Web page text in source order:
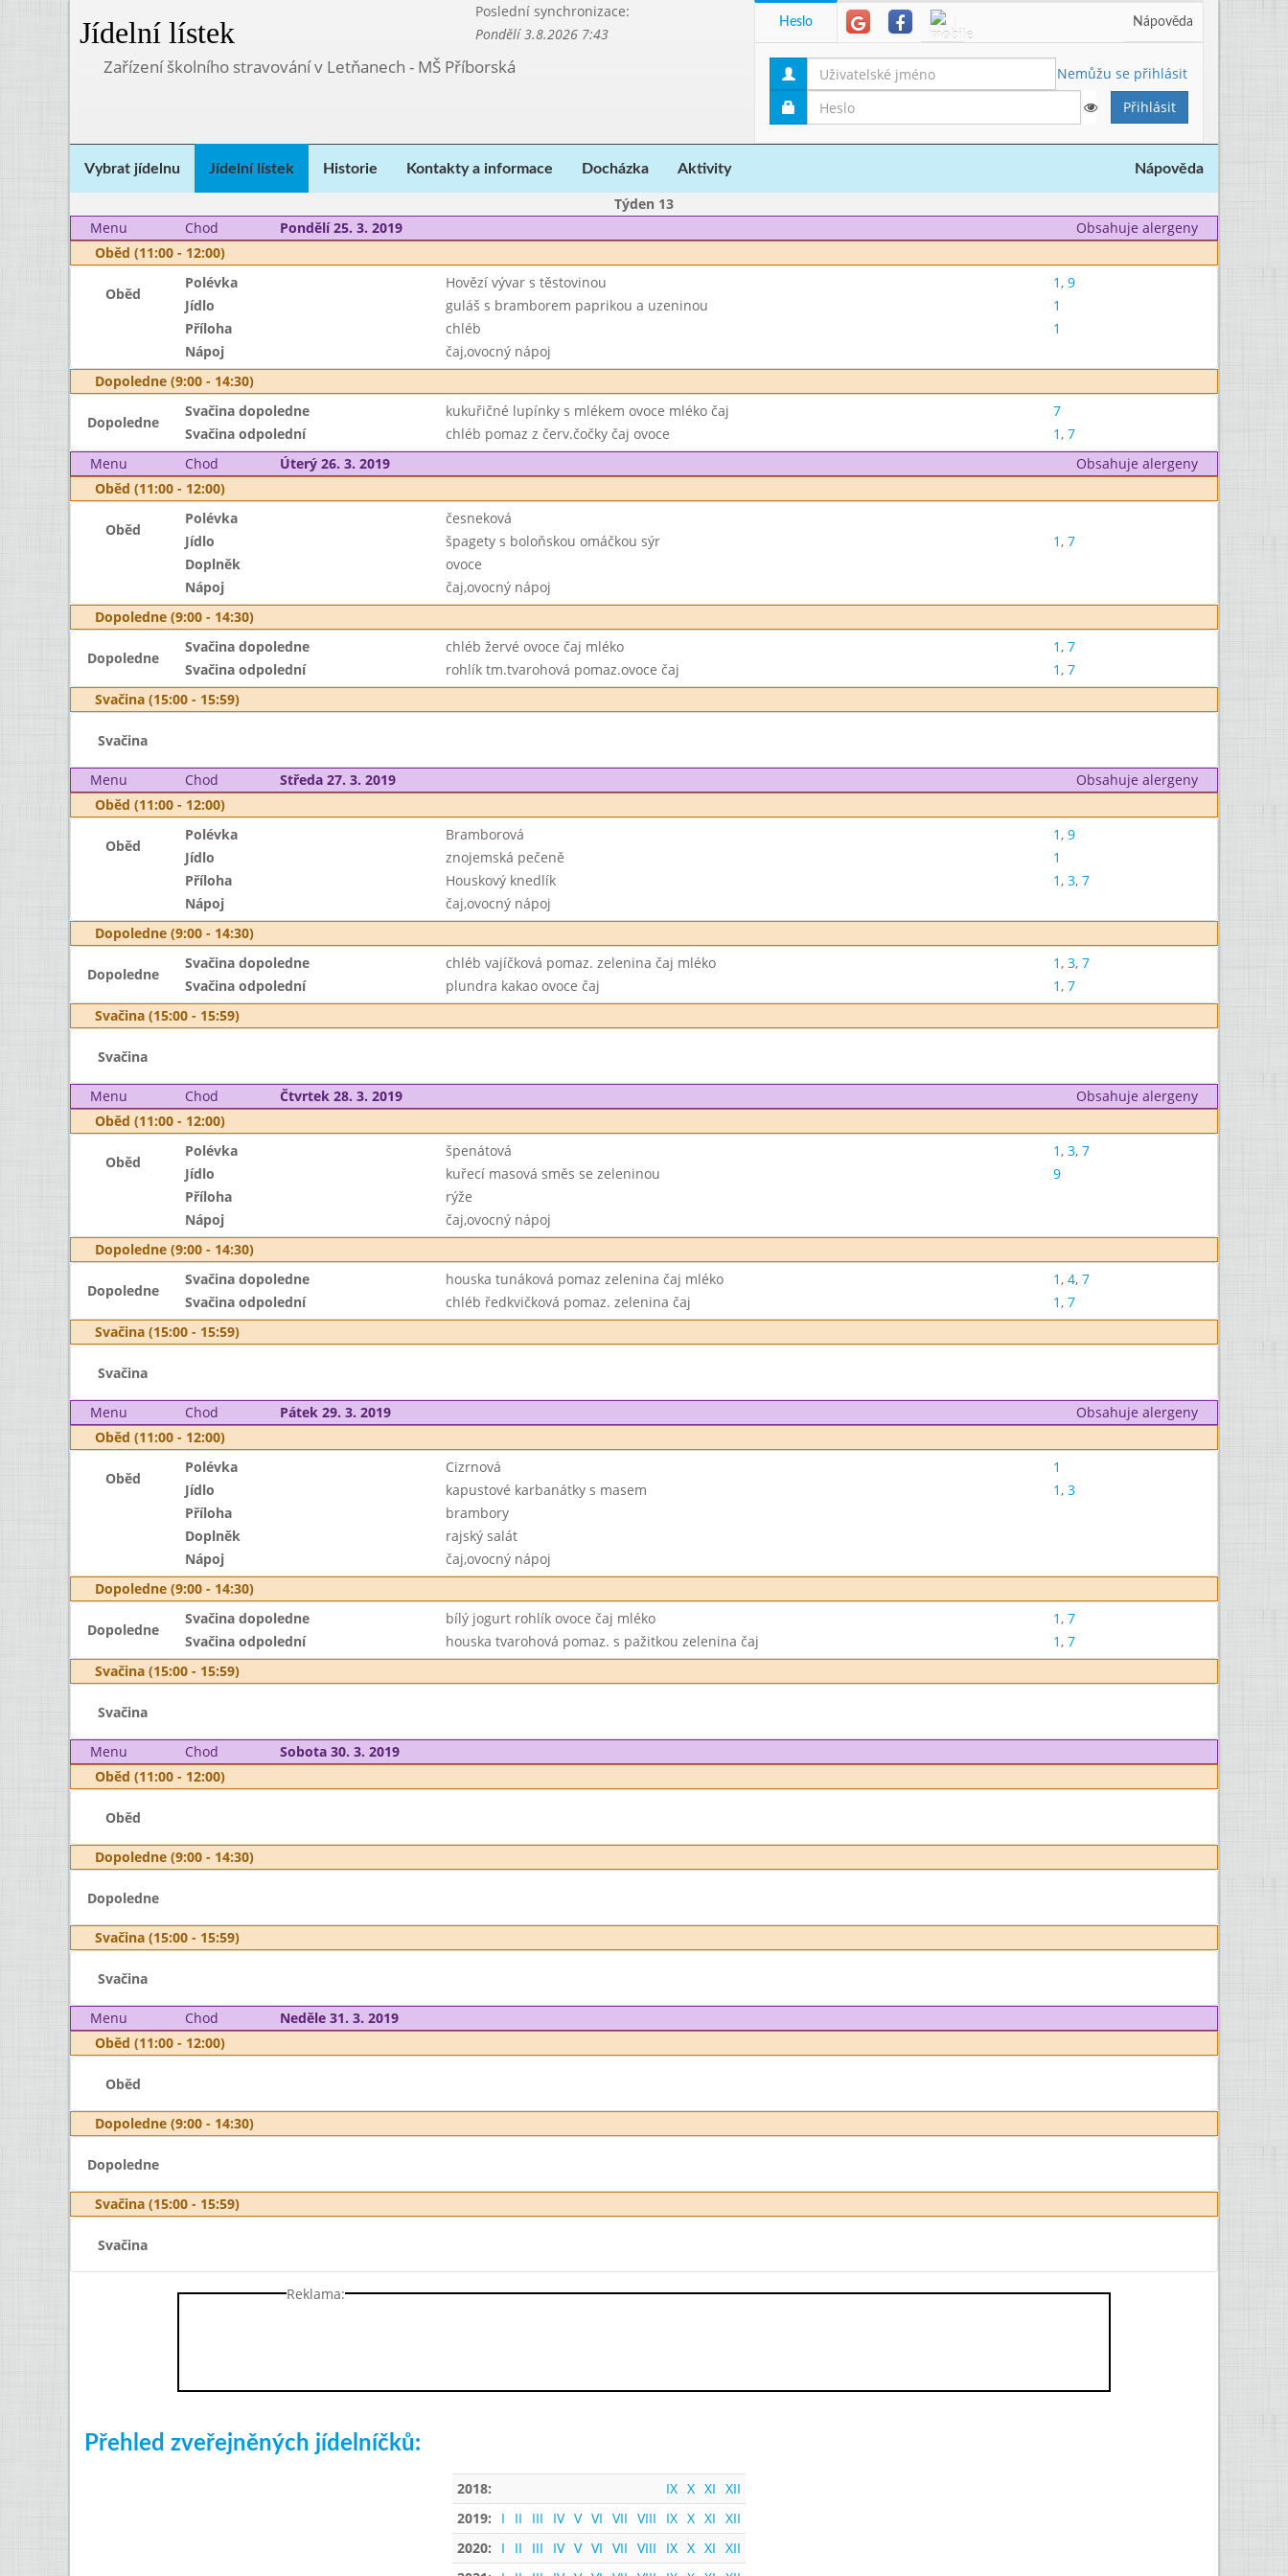
Jídelní lístek
Poslední synchronizace:
Pondělí 3.8.2026 7:43
Zařízení školního stravování v Letňanech - MŠ Příborská
Heslo Nápověda
Nemůžu se přihlásit
Vybrat jídelnu Jídelní lístek Historie Kontakty a informace Docházka Aktivity Nápověda
Týden 13
Menu
Chod Pondělí 25. 3. 2019
Obsahuje alergeny
Oběd (11:00 - 12:00)
Oběd
Polévka Hovězí vývar s těstovinou 1, 9
Jídlo
guláš s bramborem paprikou a uzeninou
1
Příloha
chléb
1
Nápoj
čaj,ovocný nápoj
Dopoledne (9:00 - 14:30)
Dopoledne
Svačina dopoledne kukuřičné lupínky s mlékem ovoce mléko čaj
7
Svačina odpolední
chléb pomaz z červ.čočky čaj ovoce 1, 7
Menu
Chod Úterý 26. 3. 2019
Obsahuje alergeny
Oběd (11:00 - 12:00)
Oběd
Polévka
česneková
Jídlo
špagety s boloňskou omáčkou sýr 1, 7
Doplněk
ovoce
Nápoj
čaj,ovocný nápoj
Dopoledne (9:00 - 14:30)
Dopoledne
Svačina dopoledne chléb žervé ovoce čaj mléko 1, 7
Svačina odpolední
rohlík tm.tvarohová pomaz.ovoce čaj 1, 7
Svačina (15:00 - 15:59)
Svačina
Menu Chod Středa 27. 3. 2019
Obsahuje alergeny
Oběd (11:00 - 12:00)
Oběd
Polévka Bramborová 1, 9
Jídlo
znojemská pečeně
1
Příloha
Houskový knedlík 1, 3, 7
Nápoj
čaj,ovocný nápoj
Dopoledne (9:00 - 14:30)
Dopoledne
Svačina dopoledne chléb vajíčková pomaz. zelenina čaj mléko 1, 3, 7
Svačina odpolední
plundra kakao ovoce čaj 1, 7
Svačina (15:00 - 15:59)
Svačina
Menu Chod Čtvrtek 28. 3. 2019
Obsahuje alergeny
Oběd (11:00 - 12:00)
Oběd
Polévka špenátová 1, 3, 7
Jídlo
kuřecí masová směs se zeleninou
9
Příloha
rýže
Nápoj
čaj,ovocný nápoj
Dopoledne (9:00 - 14:30)
Dopoledne
Svačina dopoledne houska tunáková pomaz zelenina čaj mléko 1, 4, 7
Svačina odpolední
chléb ředkvičková pomaz. zelenina čaj 1, 7
Svačina (15:00 - 15:59)
Svačina
Menu Chod Pátek 29. 3. 2019
Obsahuje alergeny
Oběd (11:00 - 12:00)
Oběd
Polévka Cizrnová
1
Jídlo
kapustové karbanátky s masem 1, 3
Příloha
brambory
Doplněk
rajský salát
Nápoj
čaj,ovocný nápoj
Dopoledne (9:00 - 14:30)
Dopoledne
Svačina dopoledne bílý jogurt rohlík ovoce čaj mléko 1, 7
Svačina odpolední
houska tvarohová pomaz. s pažitkou zelenina čaj 1, 7
Svačina (15:00 - 15:59)
Svačina
Menu Chod
Sobota 30. 3. 2019
Oběd (11:00 - 12:00)
Oběd
Dopoledne (9:00 - 14:30)
Dopoledne
Svačina (15:00 - 15:59)
Svačina
Menu Chod
Neděle 31. 3. 2019
Oběd (11:00 - 12:00)
Oběd
Dopoledne (9:00 - 14:30)
Dopoledne
Svačina (15:00 - 15:59)
Svačina
Reklama:
Přehled zveřejněných jídelníčků:
2018: IX X XI XII
2019:
I II III IV V VI VII VIII IX X XI XII
2020:
I II III IV V VI VII VIII IX X XI XII